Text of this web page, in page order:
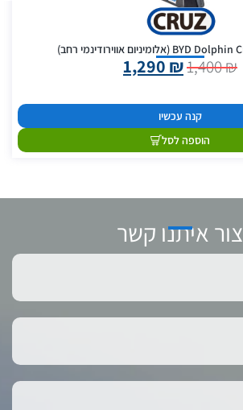
1,400₪
1,290 ₪
קנה עכשיו
הוספה לסל
צור איתנו קשר